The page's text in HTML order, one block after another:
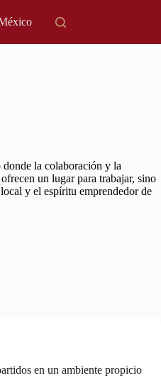
donde la colaboración y la
un lugar para trabajar, sino
y el espíritu emprendedor de
en un ambiente propicio